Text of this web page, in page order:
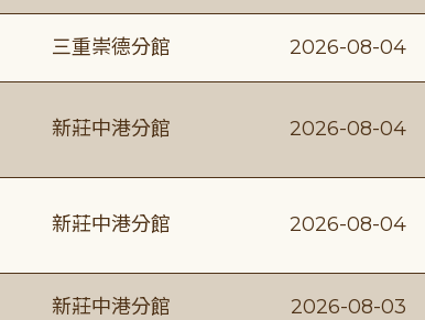
三重崇德分館 2026-08-04
新莊中港分館 2026-08-04
新莊中港分館 2026-08-04
新莊中港分館 2026-08-03